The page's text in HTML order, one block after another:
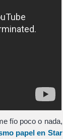
fío poco o nada,
papel en Star